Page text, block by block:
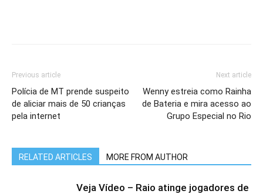
Previous article
Polícia de MT prende suspeito
de aliciar mais de 50 crianças
pela internet
Next article
Wenny estreia como Rainha
de Bateria e mira acesso ao
Grupo Especial no Rio
RELATED ARTICLES MORE FROM AUTHOR
Veja Vídeo – Raio atinge jogadores de